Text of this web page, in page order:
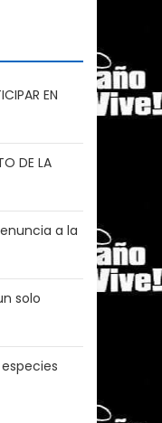
EN
DE LA
a la
solo